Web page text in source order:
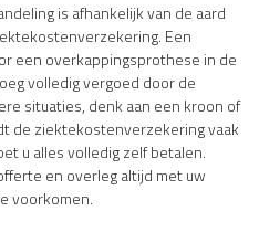
is afhankelijk van de aard
Een
een overkappingsprothese in de
volledig vergoed door de
situaties, denk aan een kroon of
de ziektekostenverzekering vaak
u alles volledig zelf betalen.
en overleg altijd met uw
voorkomen.